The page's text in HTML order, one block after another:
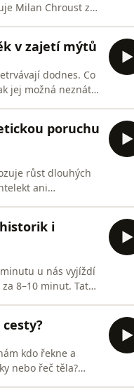
Milan Chroust z
vzala
v zajetí mýtů
dodnes. Co
jej možná neznáte,
legendě, která tvrdí
poruchu
růst dlouhých
ani
i
u nás vyjíždí
8–10 minut. Tato
kdo řekne a
nebo řeč těla?